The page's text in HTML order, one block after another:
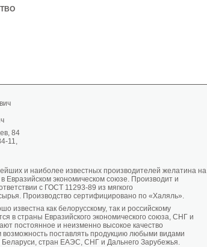
84
11,
и наиболее известных производителей желатина на
Евразийском экономическом союзе. Производит и
с ГОСТ 11293-89 из мягкого
Производство сертифицировано по «Халяль».
известна как белорусскому, так и российскому
в страны Евразийского экономического союза, СНГ и
постоянное и неизменно высокое качество
поставлять продукцию любыми видами
стран ЕАЭС, СНГ и Дальнего Зарубежья.